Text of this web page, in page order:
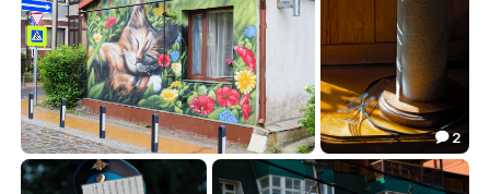
1543
 22.04
43
6.07
 2